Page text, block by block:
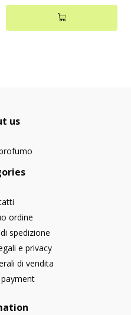
us
ordine
spedizione
e privacy
di vendita